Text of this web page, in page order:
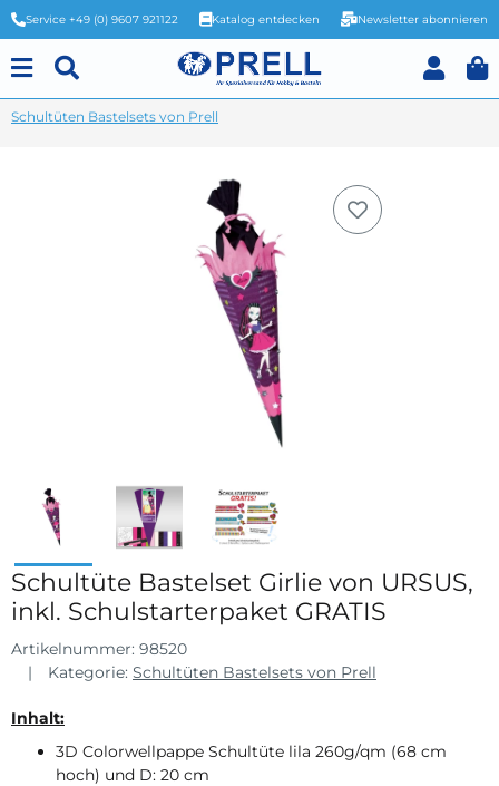
Service +49 (0) 9607 921122 Katalog entdecken Newsletter abonnieren
Schultüten Bastelsets von Prell
Schultüte Bastelset Girlie von URSUS,
inkl. Schulstarterpaket GRATIS
Artikelnummer: 98520
Kategorie: Schultüten Bastelsets von Prell
Inhalt:
3D Colorwellpappe Schultüte lila 260g/qm (68 cm
hoch) und D: 20 cm